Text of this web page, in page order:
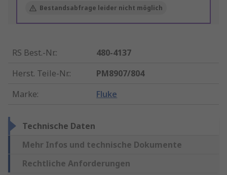
Bestandsabfrage leider nicht möglich
RS Best.-Nr.:
480-4137
Herst. Teile-Nr.:
PM8907/804
Marke: Fluke
Technische Daten
Mehr Infos und technische Dokumente
Rechtliche Anforderungen